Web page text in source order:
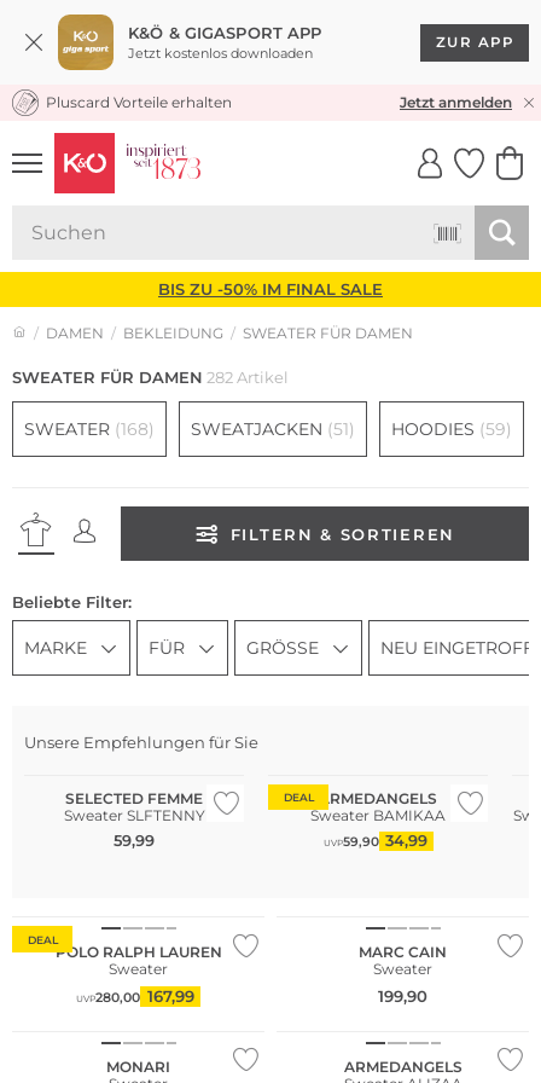
K&Ö & GIGASPORT APP
Jetzt kostenlos downloaden
ZUR APP
★★★★★ 4,8 / 5,0 STERNE
Pluscard Vorteile erhalten Jetzt anmelden
UNSERE APP
CLICK &
BIS ZU -50% IM FINAL SALE
DAMEN BEKLEIDUNG SWEATER FÜR DAMEN
SWEATER FÜR DAMEN 282 Artikel
SWEATER (168) SWEATJACKEN (51) HOODIES (59)
FILTERN & SORTIEREN
Beliebte Filter:
MARKE FÜR GRÖSSE NEU
Unsere Empfehlungen für Sie
Nachhaltig
SELECTED FEMME
Sweater SLFTENNY
59,99
DEAL
ARMEDANGELS
Sweater BAMIKAA
UVP59,90 34,99
DEAL
POLO RALPH LAUREN
Sweater
UVP280,00 167,99
MARC CAIN
Sweater
199,90
MONARI
ARMEDANGELS